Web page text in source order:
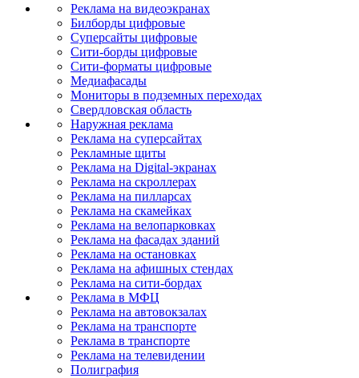
Реклама на видеоэкранах
Билборды цифровые
Суперсайты цифровые
Сити-борды цифровые
Сити-форматы цифровые
Медиафасады
Мониторы в подземных переходах
Свердловская область
Наружная реклама
Реклама на суперсайтах
Рекламные щиты
Реклама на Digital-экранах
Реклама на скроллерах
Реклама на пилларсах
Реклама на скамейках
Реклама на велопарковках
Реклама на фасадах зданий
Реклама на остановках
Реклама на афишных стендах
Реклама на сити-бордах
Реклама в МФЦ
Реклама на автовокзалах
Реклама на транспорте
Реклама в транспорте
Реклама на телевидении
Полиграфия